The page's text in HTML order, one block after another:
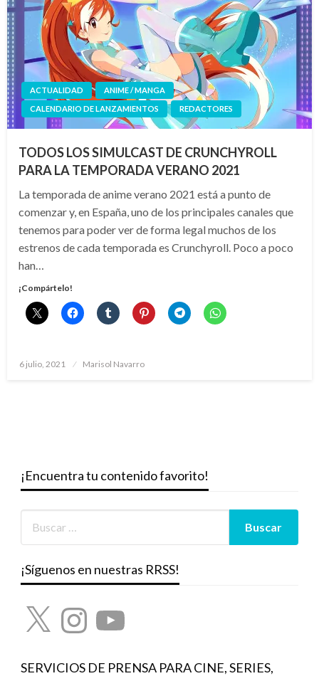
ACTUALIDAD
ANIME / MANGA
CALENDARIO DE LANZAMIENTOS
REDACTORES
TODOS LOS SIMULCAST DE CRUNCHYROLL
PARA LA TEMPORADA VERANO 2021
La temporada de anime verano 2021 está a punto de
comenzar y, en España, uno de los principales canales que
tenemos para poder ver de forma legal muchos de los
estrenos de cada temporada es Crunchyroll. Poco a poco
han…
¡Compártelo!
Publicado
6 julio, 2021 Marisol Navarro
¡Encuentra tu contenido favorito!
¡Síguenos en nuestras RRSS!
X InstagramYouTube
SERVICIOS DE PRENSA PARA CINE, SERIES,